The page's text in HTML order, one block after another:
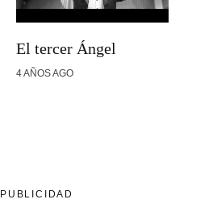
El tercer Ángel
4 AÑOS AGO
PUBLICIDAD